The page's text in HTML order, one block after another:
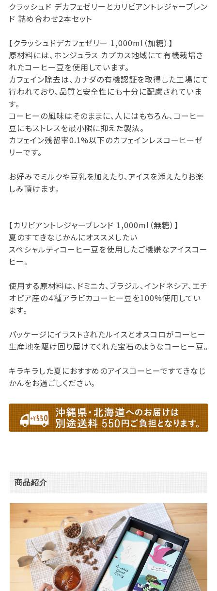
クラッシュド デカフェゼリーとカリビアントレジャーブレン
ド 詰め合わせ2本セット
【クラッシュドデカフェゼリー 1,000ml（加糖）】
原材料には、ホンジュラス カプカス地域にて有機栽培さ
れたコーヒー豆を使用しています。
カフェイン除去は、カナダの有機認証を取得した工場にて
行われており、品質と安全性にも十分に配慮されていま
す。
コーヒーの風味はそのままに、人にはもちろん、コーヒー
豆にもストレスを最小限に抑えた製法。
カフェイン残留率0.1%以下のカフェインレスコーヒーゼ
リーです。
お好みでミルクや豆乳を加えたり、アイスを添えたりお楽
しみ頂けます。
【カリビアントレジャーブレンド 1,000ml（無糖）】
夏のすてきなじかんにオススメしたい
スペシャルティコーヒー豆を使用したご機嫌なアイスコー
ヒー。
使用する原材料は、ドミニカ、ブラジル、インドネシア、エチ
オピア産の４種アラビカコーヒー豆を100%使用してい
ます。
パッケージにイラストされたルイスとオスコロがコーヒー
生産地を駆け回り届けてくれた宝石のようなコーヒー豆。
キラキラした夏におすすめのアイスコーヒーですてきなじ
かんをお過ごしください。
商品紹介